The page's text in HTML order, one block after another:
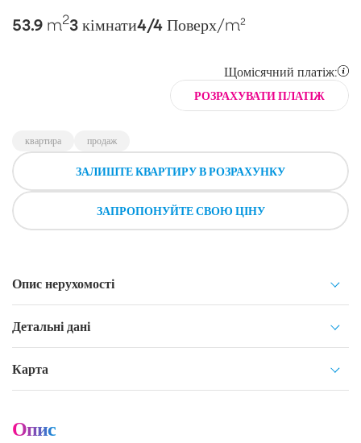
53.9 m23 кімнати4/4 Поверх/m²
Щомісячний платіж:
РОЗРАХУВАТИ ПЛАТІЖ
квартира продаж
ЗАЛИШТЕ КВАРТИРУ В РОЗРАХУНКУ
ЗАПРОПОНУЙТЕ СВОЮ ЦІНУ
Опис нерухомості
Детальні дані
Карта
Опис